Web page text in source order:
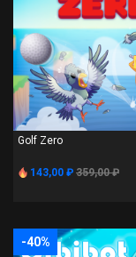
Golf Zero
143,00 ₽ 359,00 ₽
-40%